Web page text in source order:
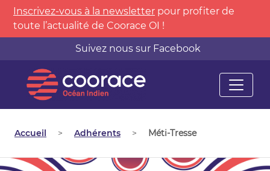
Inscrivez-vous à la newsletter pour profiter de
toute l’actualité de Coorace OI !
Suivez nous sur Facebook
Accueil > Adhérents > Méti-Tresse